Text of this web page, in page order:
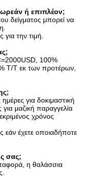
ή επιπλέον;
δείγματος μπορεί να
την τιμή.
100%
T/T εκ των προτέρων,
για δοκιμαστική
μαζική παραγγελία
χρόνος
εάν έχετε οποιαδήποτε
σας;
η θαλάσσια